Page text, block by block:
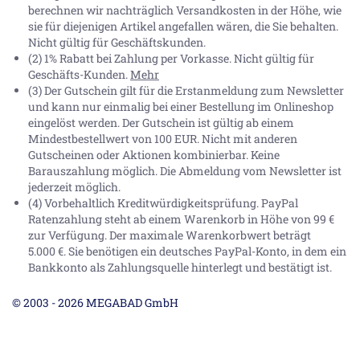
berechnen wir nachträglich Versandkosten in der Höhe, wie
sie für diejenigen Artikel angefallen wären, die Sie behalten.
Nicht gültig für Geschäftskunden.
(2) 1% Rabatt bei Zahlung per Vorkasse. Nicht gültig für
Geschäfts-Kunden.Mehr
(3) Der Gutschein gilt für die Erstanmeldung zum Newsletter
und kann nur einmalig bei einer Bestellung im Onlineshop
eingelöst werden. Der Gutschein ist gültig ab einem
Mindestbestellwert von 100 EUR. Nicht mit anderen
Gutscheinen oder Aktionen kombinierbar. Keine
Barauszahlung möglich. Die Abmeldung vom Newsletter ist
jederzeit möglich.
(4) Vorbehaltlich Kreditwürdigkeitsprüfung. PayPal
Ratenzahlung steht ab einem Warenkorb in Höhe von99 €
zur Verfügung. Der maximale Warenkorbwert beträgt
5.000 €. Sie benötigen ein deutsches PayPal-Konto, in dem ein
Bankkonto als Zahlungsquelle hinterlegt und bestätigt ist.
© 2003 - 2026 MEGABAD GmbH